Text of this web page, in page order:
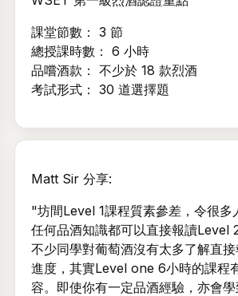
建立帳戶
課堂節數： 3 節
總授課時數： 6 小時
品嚐酒款： 不少於 18 款烈酒
考試形式： 30 道選擇題
Matt Sir 分享:
"坊間Level 1課程質素參差，令很多
任何品酒知識都可以直接報讀Level
不少同學對葡萄酒沒有太多了解直
進度，其實Level one 6小時的課程
容。即使你有一定品酒經驗，亦會